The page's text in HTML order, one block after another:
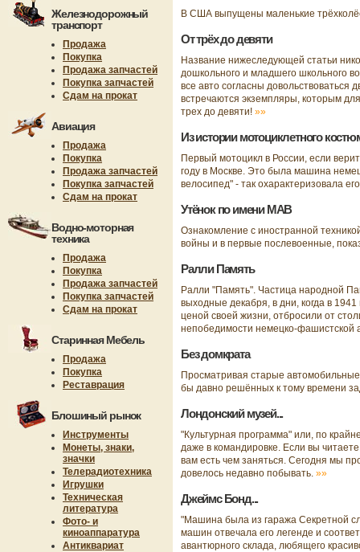
Железнодорожный
транспорт
Продажа
Покупка
Продажа запчастей
Покупка запчастей
Сдам на прокат
Авиация
Продажа
Покупка
Продажа запчастей
Покупка запчастей
Сдам на прокат
Водно-моторная
техника
Продажа
Покупка
Продажа запчастей
Покупка запчастей
Сдам на прокат
Старинная Мебель
Продажа
Покупка
Реставрация
Блошиный рынок
Инструменты
Монеты, знаки,
значки
Телерадиотехника
Игрушки
Техническая
литература
Фото- и
киноаппаратура
Антиквариат
В США выпущены маленькие
От трёх до девяти
Название нижеследующей статьи
дошкольного и младшего школьного
все авто согласны
встречаются экземпляры, которым
трех до девяти! »»
Из истории мотоциклетного
Первый мотоцикл в России, если
году в Москве. Это была машина
велосипед" - так охарактеризовала
Утёнок по имени МАВ
Ознакомление с иностранной
войны и в первые послевоенные,
Ралли Память
Ралли "Память". Частица народной
выходные декабря, в дни, когда в
ценой своей жизни, отбросили от
непобедимости немецко-фашистской
Без домкрата
Просматривая старые
бы давно решённых к тому времени
Лондонский музей...
"Культурная программа" или, по
даже в командировке. Если вы
вам есть чем заняться. Сегодня мы
довелось недавно побывать. »»
Джеймс Бонд...
"Машина была из гаража Секретной
машин отвечала его легенде и
авантюрного склада, любящего